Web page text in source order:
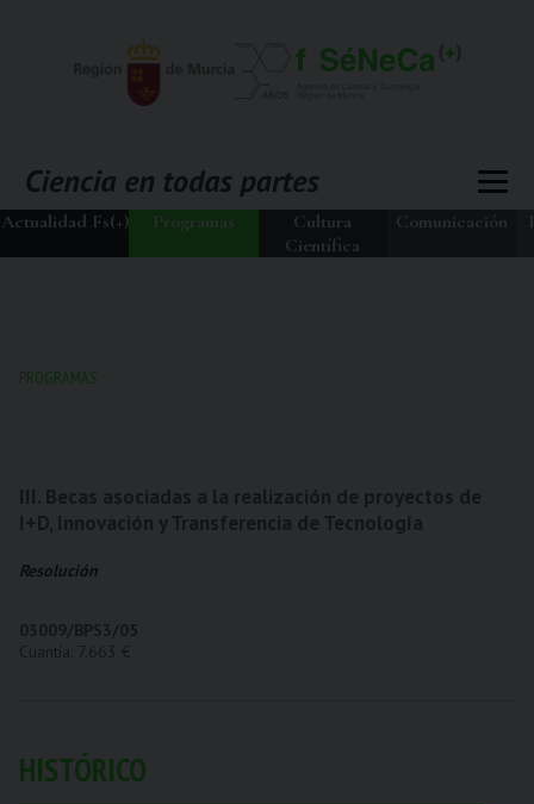
Actualidad Fs(+) Programas
Cultura
Científica
Comunicación
PROGRAMAS
HISTÓRICO
Resolución